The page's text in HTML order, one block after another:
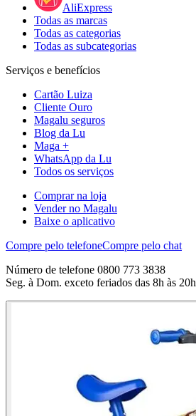
AliExpress
Todas as marcas
Todas as categorias
Todas as subcategorias
Serviços e benefícios
Cartão Luiza
Cliente Ouro
Magalu seguros
Blog da Lu
Maga +
WhatsApp da Lu
Todos os serviços
Comprar na loja
Vender no Magalu
Baixe o aplicativo
Compre pelo telefoneCompre pelo chat
Número de telefone 0800 773 3838
Seg. à Dom. exceto feriados das 8h às 20h